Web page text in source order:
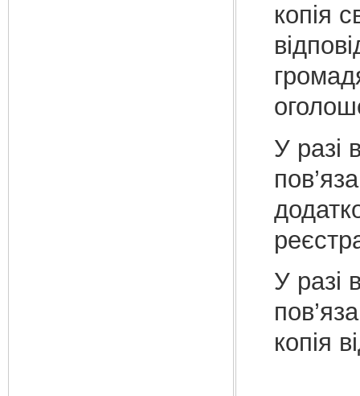
копія
У разі
У разі
копія